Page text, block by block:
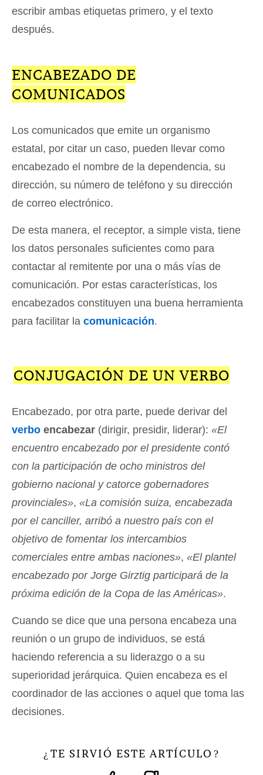
escribir ambas etiquetas primero, y el texto
después.
ENCABEZADO DE
COMUNICADOS
Los comunicados que emite un organismo
estatal, por citar un caso, pueden llevar como
encabezado el nombre de la dependencia, su
dirección, su número de teléfono y su dirección
de correo electrónico.
De esta manera, el receptor, a simple vista, tiene
los datos personales suficientes como para
contactar al remitente por una o más vías de
comunicación. Por estas características, los
encabezados constituyen una buena herramienta
para facilitar la comunicación.
CONJUGACIÓN DE UN VERBO
Encabezado, por otra parte, puede derivar del
verbo encabezar (dirigir, presidir, liderar): «El
encuentro encabezado por el presidente contó
con la participación de ocho ministros del
gobierno nacional y catorce gobernadores
provinciales», «La comisión suiza, encabezada
por el canciller, arribó a nuestro país con el
objetivo de fomentar los intercambios
comerciales entre ambas naciones», «El plantel
encabezado por Jorge Girztig participará de la
próxima edición de la Copa de las Américas».
Cuando se dice que una persona encabeza una
reunión o un grupo de individuos, se está
haciendo referencia a su liderazgo o a su
superioridad jerárquica. Quien encabeza es el
coordinador de las acciones o aquel que toma las
decisiones.
¿ TE SIRVIÓ ESTE ARTÍCULO ?